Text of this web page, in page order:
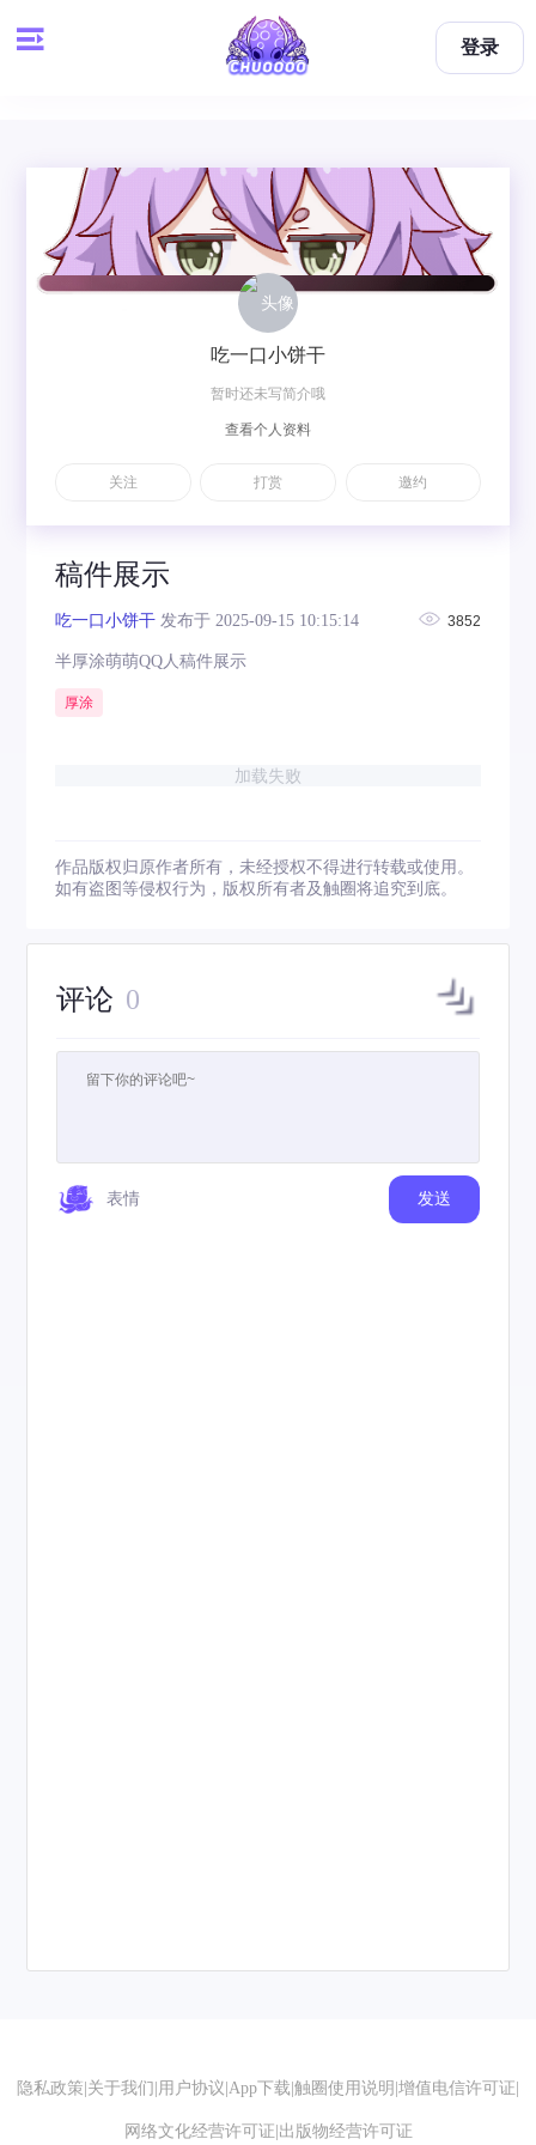
登录
稿件展示
吃一口小饼干 发布于 2025-09-15 10:15:14 3852
半厚涂萌萌QQ人稿件展示
厚涂
加载失败
作品版权归原作者所有，未经授权不得进行转载或使用。
如有盗图等侵权行为，版权所有者及触圈将追究到底。
评论 0
表情 发送
吃一口小饼干
暂时还未写简介哦
查看个人资料
关注 打赏 邀约
隐私政策 关于我们 用户协议 App下载 触圈使用说明 增值电信许可证
网络文化经营许可证 出版物经营许可证